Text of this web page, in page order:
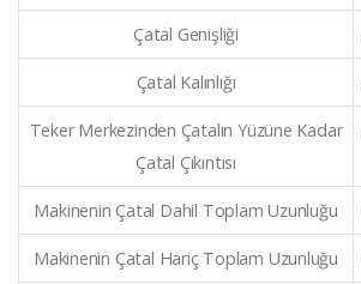
Çatal Genişliği
Çatal Kalınlığı
Teker Merkezinden Çatalın Yüzüne Kadar
Çatal Çıkıntısı
Makinenin Çatal Dahil Toplam Uzunluğu
Makinenin Çatal Hariç Toplam Uzunluğu